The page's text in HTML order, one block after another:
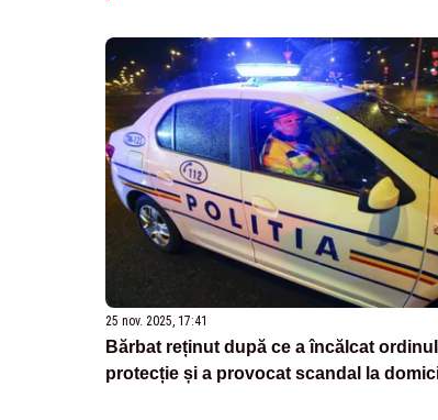
25 nov. 2025, 17:41
Bărbat reținut după ce a încălcat
protecție și a provocat scandal la